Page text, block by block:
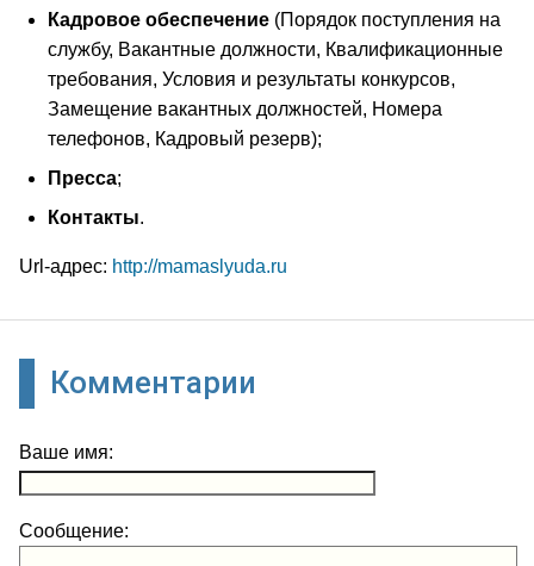
Кадровое обеспечение (Порядок поступления на
службу, Вакантные должности, Квалификационные
требования, Условия и результаты конкурсов,
Замещение вакантных должностей, Номера
телефонов, Кадровый резерв);
Пресса;
Контакты.
Url-адрес: http://mamaslyuda.ru
Комментарии
Ваше имя:
Сообщение: